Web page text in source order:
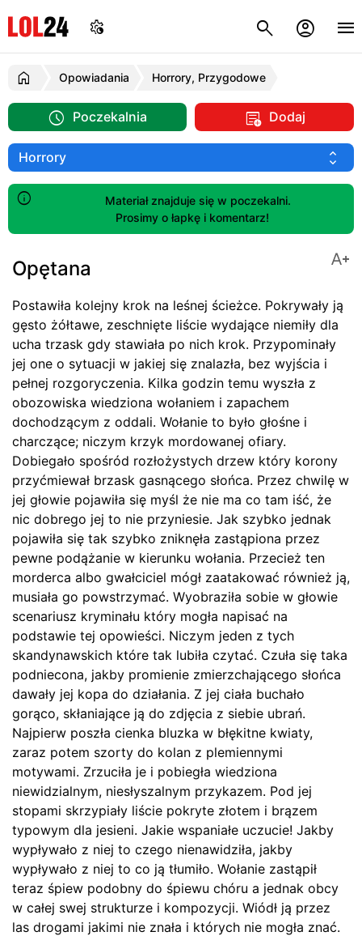
Opowiadania Horrory, Przygodowe
Poczekalnia Dodaj
Materiał znajduje się w poczekalni.
Prosimy o łapkę i komentarz!
Opętana
Postawiła kolejny krok na leśnej ścieżce. Pokrywały ją
gęsto żółtawe, zeschnięte liście wydające niemiły dla
ucha trzask gdy stawiała po nich krok. Przypominały
jej one o sytuacji w jakiej się znalazła, bez wyjścia i
pełnej rozgoryczenia. Kilka godzin temu wyszła z
obozowiska wiedziona wołaniem i zapachem
dochodzącym z oddali. Wołanie to było głośne i
charczące; niczym krzyk mordowanej ofiary.
Dobiegało spośród rozłożystych drzew który korony
przyćmiewał brzask gasnącego słońca. Przez chwilę w
jej głowie pojawiła się myśl że nie ma co tam iść, że
nic dobrego jej to nie przyniesie. Jak szybko jednak
pojawiła się tak szybko zniknęła zastąpiona przez
pewne podążanie w kierunku wołania. Przecież ten
morderca albo gwałciciel mógł zaatakować również ją,
musiała go powstrzymać. Wyobraziła sobie w głowie
scenariusz kryminału który mogła napisać na
podstawie tej opowieści. Niczym jeden z tych
skandynawskich które tak lubiła czytać. Czuła się taka
podniecona, jakby promienie zmierzchającego słońca
dawały jej kopa do działania. Z jej ciała buchało
gorąco, skłaniające ją do zdjęcia z siebie ubrań.
Najpierw poszła cienka bluzka w błękitne kwiaty,
zaraz potem szorty do kolan z plemiennymi
motywami. Zrzuciła je i pobiegła wiedziona
niewidzialnym, niesłyszalnym przykazem. Pod jej
stopami skrzypiały liście pokryte złotem i brązem
typowym dla jesieni. Jakie wspaniałe uczucie! Jakby
wypływało z niej to czego nienawidziła, jakby
wypływało z niej to co ją tłumiło. Wołanie zastąpił
teraz śpiew podobny do śpiewu chóru a jednak obcy
w całej swej strukturze i kompozycji. Wiódł ją przez
las drogami jakimi nie znała i których nie mogła znać.